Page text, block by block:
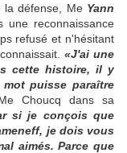
la défense, Me Yann
une reconnaissance
refusé et n'hésitant
«J'ai une
cette histoire, il y
puisse paraître
Choucq dans sa
si je conçois que
je dois vous
aimés. Parce que